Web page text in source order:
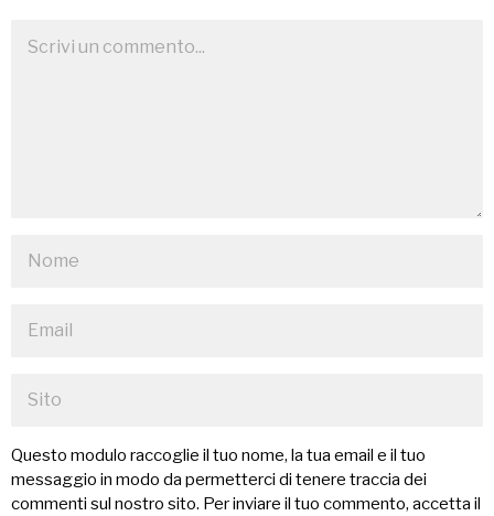
Questo modulo raccoglie il tuo nome, la tua email e il tuo
messaggio in modo da permetterci di tenere traccia dei
commenti sul nostro sito. Per inviare il tuo commento, accetta il